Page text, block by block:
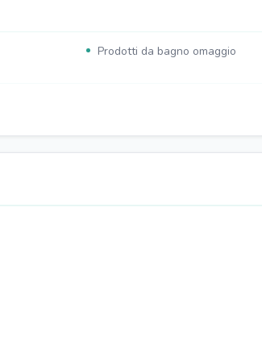
Prodotti da bagno omaggio
Televisore